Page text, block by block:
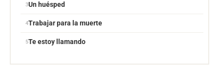
Un huésped
Trabajar para la muerte
Te estoy llamando